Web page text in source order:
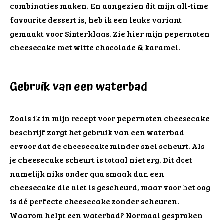
combinaties maken. En aangezien dit mijn all-time
favourite dessert is, heb ik een leuke variant
gemaakt voor Sinterklaas. Zie hier mijn pepernoten
cheesecake met witte chocolade & karamel.
Gebruik van een waterbad
Zoals ik in mijn recept voor pepernoten cheesecake
beschrijf zorgt het gebruik van een waterbad
ervoor dat de cheesecake minder snel scheurt. Als
je cheesecake scheurt is totaal niet erg. Dit doet
namelijk niks onder qua smaak dan een
cheesecake die niet is gescheurd, maar voor het oog
is dé perfecte cheesecake zonder scheuren.
Waarom helpt een waterbad? Normaal gesproken